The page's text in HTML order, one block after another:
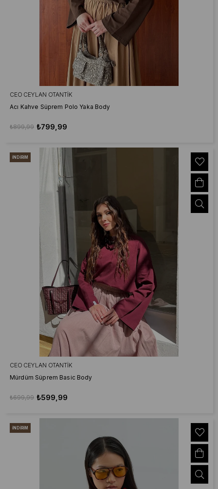
CEO CEYLAN OTANTIK
Acı Kahve Süprem Polo Yaka Body
₺799,99
₺899,99
CEO CEYLAN OTANTIK
Mürdüm Süprem Basic Body
₺599,99
₺699,99
İNDIRIM
İNDIRIM